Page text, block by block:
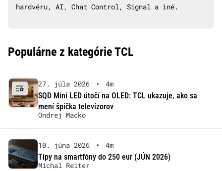
hardvéru, AI, Chat Control, Signal a iné.
Populárne z kategórie TCL
27. júla 2026 •
4m
SQD Mini LED útočí na OLED: TCL ukazuje, ako sa
mení špička televízorov
Ondrej Macko
10. júna 2026 •
4m
Tipy na smartfóny do 250 eur (JÚN 2026)
Michal Reiter